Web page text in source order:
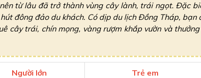
từ lâu đã trở thành vùng cây lành, trái ngọt. Đặc
đông đảo du khách. Có dịp du lịch Đồng Tháp, bạn
cây trái, chín mọng, vàng rượm khắp vườn và
Người lớn Trẻ em